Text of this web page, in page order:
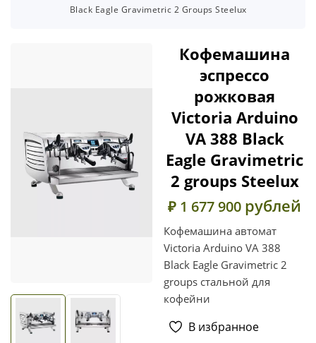
Black Eagle Gravimetric 2 Groups Steelux
Кофемашина
эспрессо
рожковая
Victoria Arduino
VA 388 Black
Eagle Gravimetric
2 groups Steelux
₽ 1 677 900 рублей
Кофемашина автомат
Victoria Arduino VA 388
Black Eagle Gravimetric 2
groups стальной для
кофейни
В избранное